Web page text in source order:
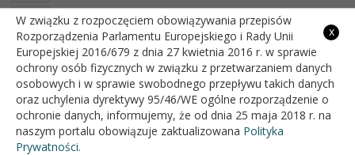
Wt 7:30 - 15:30
Śr 7:30 - 15:30
Czw 7:30 - 15:30
Pt 7:30 - 15:30
x
W związku z rozpoczęciem obowiązywania przepisów
Rozporządzenia Parlamentu Europejskiego i Rady Unii
Europejskiej 2016/679 z dnia 27 kwietnia 2016 r. w sprawie
ochrony osób fizycznych w związku z przetwarzaniem danych
osobowych i w sprawie swobodnego przepływu takich danych
oraz uchylenia dyrektywy 95/46/WE ogólne rozporządzenie o
ochronie danych, informujemy, że od dnia 25 maja 2018 r. na
naszym portalu obowiązuje zaktualizowana Polityka
Prywatności.